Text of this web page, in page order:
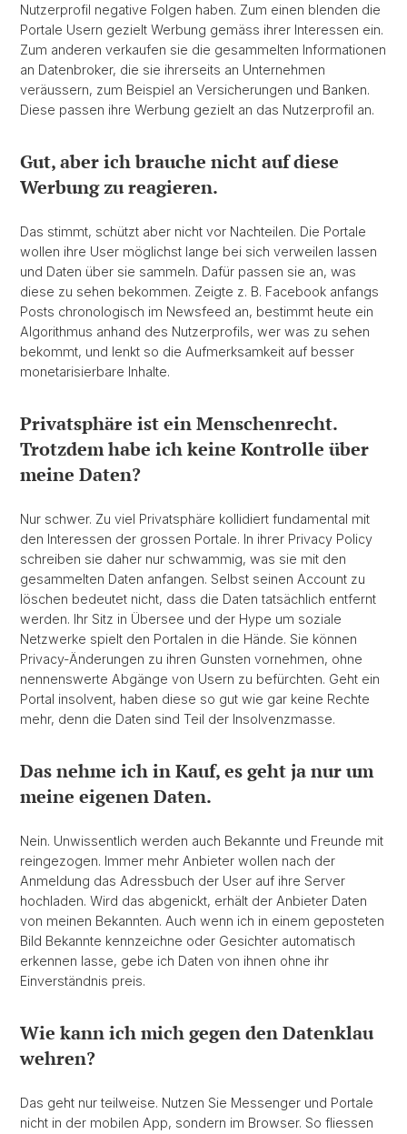
Nutzerprofil negative Folgen haben. Zum einen blenden die
Portale Usern gezielt Werbung gemäss ihrer Interessen ein.
Zum anderen verkaufen sie die gesammelten Informationen
an Datenbroker, die sie ihrerseits an Unternehmen
veräussern, zum Beispiel an Versicherungen und Banken.
Diese passen ihre Werbung gezielt an das Nutzerprofil an.
Gut, aber ich brauche nicht auf diese
Werbung zu reagieren.
Das stimmt, schützt aber nicht vor Nachteilen. Die Portale
wollen ihre User möglichst lange bei sich verweilen lassen
und Daten über sie sammeln. Dafür passen sie an, was
diese zu sehen bekommen. Zeigte z. B. Facebook anfangs
Posts chronologisch im Newsfeed an, bestimmt heute ein
Algorithmus anhand des Nutzerprofils, wer was zu sehen
bekommt, und lenkt so die Aufmerksamkeit auf besser
monetarisierbare Inhalte.
Privatsphäre ist ein Menschenrecht.
Trotzdem habe ich keine Kontrolle über
meine Daten?
Nur schwer. Zu viel Privatsphäre kollidiert fundamental mit
den Interessen der grossen Portale. In ihrer Privacy Policy
schreiben sie daher nur schwammig, was sie mit den
gesammelten Daten anfangen. Selbst seinen Account zu
löschen bedeutet nicht, dass die Daten tatsächlich entfernt
werden. Ihr Sitz in Übersee und der Hype um soziale
Netzwerke spielt den Portalen in die Hände. Sie können
Privacy-Änderungen zu ihren Gunsten vornehmen, ohne
nennenswerte Abgänge von Usern zu befürchten. Geht ein
Portal insolvent, haben diese so gut wie gar keine Rechte
mehr, denn die Daten sind Teil der Insolvenzmasse.
Das nehme ich in Kauf, es geht ja nur um
meine eigenen Daten.
Nein. Unwissentlich werden auch Bekannte und Freunde mit
reingezogen. Immer mehr Anbieter wollen nach der
Anmeldung das Adressbuch der User auf ihre Server
hochladen. Wird das abgenickt, erhält der Anbieter Daten
von meinen Bekannten. Auch wenn ich in einem geposteten
Bild Bekannte kennzeichne oder Gesichter automatisch
erkennen lasse, gebe ich Daten von ihnen ohne ihr
Einverständnis preis.
Wie kann ich mich gegen den Datenklau
wehren?
Das geht nur teilweise. Nutzen Sie Messenger und Portale
nicht in der mobilen App, sondern im Browser. So fliessen